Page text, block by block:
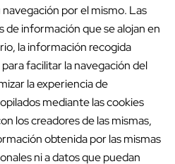
por el mismo. Las
de información que se alojan en
la información recogida
facilitar la navegación del
la experiencia de
mediante las cookies
los creadores de las mismas,
obtenida por las mismas
ni a datos que puedan